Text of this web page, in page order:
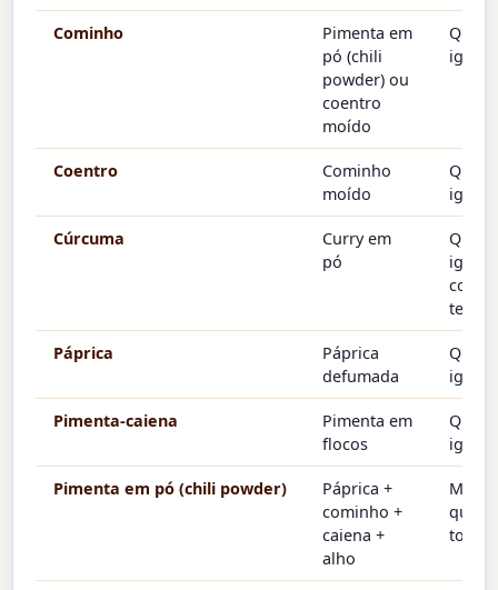
Cominho
Pimenta em
pó (chili
powder) ou
coentro
moído
igual
Coentro
Cominho
moído
igual
Cúrcuma
Curry em
pó
igual
cor +
Páprica
Páprica
defumada
igual
Pimenta-caiena
Pimenta em
flocos
igual
Pimenta em pó (chili powder)
Páprica +
cominho +
caiena +
alho
total